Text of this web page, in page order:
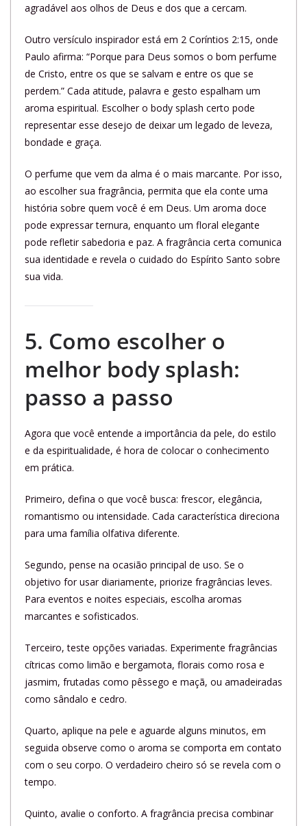
agradável aos olhos de Deus e dos que a cercam.
Outro versículo inspirador está em 2 Coríntios 2:15, onde
Paulo afirma: “Porque para Deus somos o bom perfume
de Cristo, entre os que se salvam e entre os que se
perdem.” Cada atitude, palavra e gesto espalham um
aroma espiritual. Escolher o body splash certo pode
representar esse desejo de deixar um legado de leveza,
bondade e graça.
O perfume que vem da alma é o mais marcante. Por isso,
ao escolher sua fragrância, permita que ela conte uma
história sobre quem você é em Deus. Um aroma doce
pode expressar ternura, enquanto um floral elegante
pode refletir sabedoria e paz. A fragrância certa comunica
sua identidade e revela o cuidado do Espírito Santo sobre
sua vida.
5. Como escolher o
melhor body splash:
passo a passo
Agora que você entende a importância da pele, do estilo
e da espiritualidade, é hora de colocar o conhecimento
em prática.
Primeiro, defina o que você busca: frescor, elegância,
romantismo ou intensidade. Cada característica direciona
para uma família olfativa diferente.
Segundo, pense na ocasião principal de uso. Se o
objetivo for usar diariamente, priorize fragrâncias leves.
Para eventos e noites especiais, escolha aromas
marcantes e sofisticados.
Terceiro, teste opções variadas. Experimente fragrâncias
cítricas como limão e bergamota, florais como rosa e
jasmim, frutadas como pêssego e maçã, ou amadeiradas
como sândalo e cedro.
Quarto, aplique na pele e aguarde alguns minutos, em
seguida observe como o aroma se comporta em contato
com o seu corpo. O verdadeiro cheiro só se revela com o
tempo.
Quinto, avalie o conforto. A fragrância precisa combinar